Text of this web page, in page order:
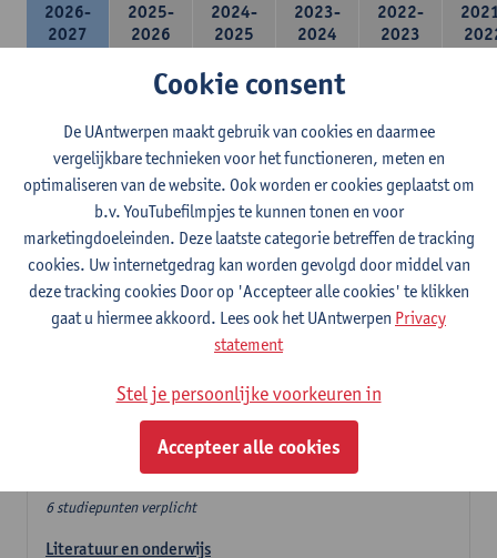
2026-
2027
2025-
2026
2024-
2025
2023-
2024
2022-
2023
- Optie A : je kiest twee vakdidactieken
- Optie B: je kiest één vakdidactiek en een profilering
In de domeincomponent neem je 60 studiepunten op:
- 1 verplicht algemeen opleidingsonderdeel van 6 studiepunten,
- 24 of 30 studiepunten Nederlands en telkens minimum 6
studiepunten per deeldomein,
- 24 of 30 studiepunten theater- en filmwetenschap.
Verplicht algemeen opleidingsonderdeel
Deze 6 verplichte studiepunten tellen mee in de
domeincomponent van een van de gekozen talen.
Verplicht algemeen opleidingsonderdeel
6 studiepunten verplicht
Literatuur en onderwijs
Cookie consent
De UAntwerpen maakt gebruik van cookies en daarmee
vergelijkbare technieken voor het functioneren, meten en
optimaliseren van de website. Ook worden er cookies geplaatst om
b.v. YouTubefilmpjes te kunnen tonen en voor
marketingdoeleinden. Deze laatste categorie betreffen de tracking
cookies. Uw internetgedrag kan worden gevolgd door middel van
deze tracking cookies Door op 'Accepteer alle cookies' te klikken
gaat u hiermee akkoord. Lees ook het UAntwerpen Privacy
statement
Stel je persoonlijke voorkeuren in
Accepteer alle cookies